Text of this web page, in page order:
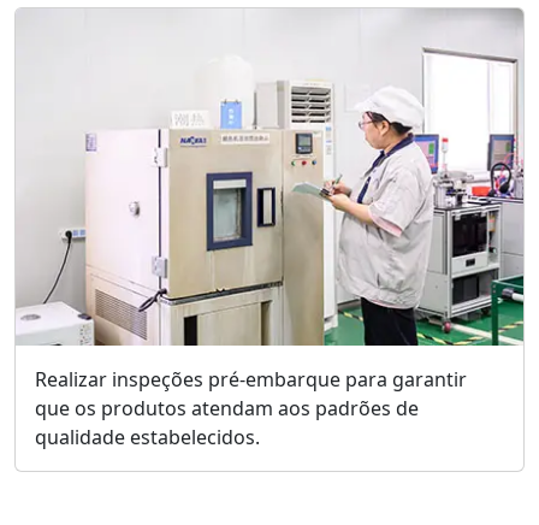
Realizar inspeções pré-embarque para garantir
que os produtos atendam aos padrões de
qualidade estabelecidos.